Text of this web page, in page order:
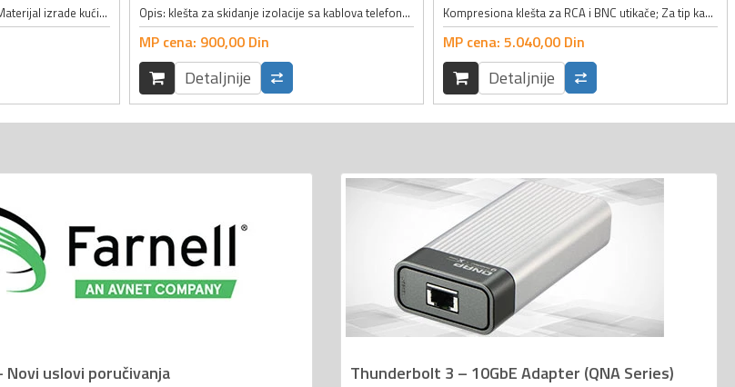
BNC utičnica; Impedansa: 50Ω; Materijal izrade kućišta: metal; Pozlaćeni kontakti; Utičnica za kabl: RG59; Opis: klešta za skidanje izolacije sa kablova telefonskih (2, 4, 6, 8, 10P), AWG22-18, SPT-1, AWG8/12/14/16, SPT-2, UTP, STP; Dužina: 122mm;
MP cena: 900,00 Din
Detaljnije
Kompresiona klešta za RCA i BNC utikače; Za tip kabla: RG59, RG6;
MP cena: 5.040,00 Din
Detaljnije
Novi uslovi poručivanja Thunderbolt 3 – 10GbE Adapter (QNA Series)